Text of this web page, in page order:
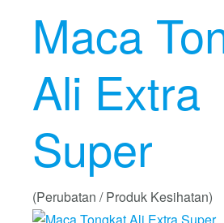
Maca
Ali Extra
Super
(Perubatan / Produk Kesihatan)